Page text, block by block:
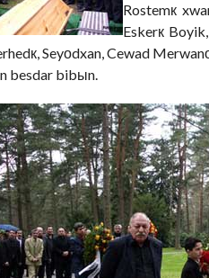
Rostemк
Eskerк
Seyоdxan, Cewad
besdar bibыn.